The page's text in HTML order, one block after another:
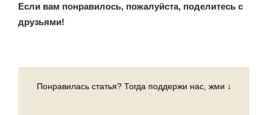
Если вам понравилось, пожалуйста, поделитесь с
друзьями!
Понравилась статья? Тогда поддержи нас, жми ↓